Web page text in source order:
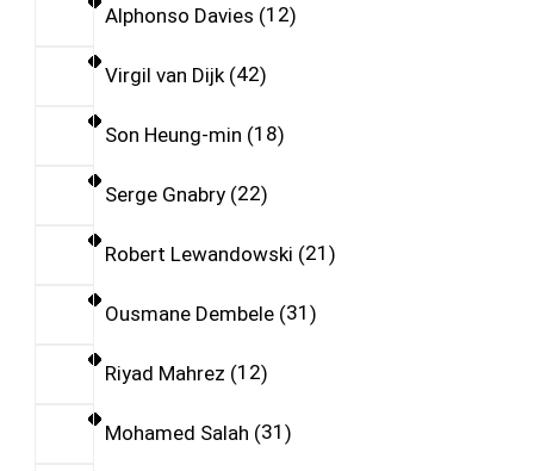
Alphonso Davies 12
Virgil van Dijk 42
Son Heung-min 18
Serge Gnabry 22
Robert Lewandowski 21
Ousmane Dembele 31
Riyad Mahrez 12
Mohamed Salah 31